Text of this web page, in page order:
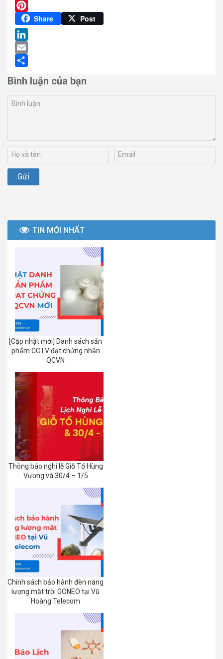
Twitter
Pinterest
Share Post
LinkedIn
Email
Bình luận của bạn
TIN MỚI NHẤT
[Cập nhật mới] Danh sách sản
phẩm CCTV đạt chứng nhận
QCVN
Thông báo nghỉ lễ Giỗ Tổ Hùng
Vương và 30/4 – 1/5
Chính sách bảo hành đèn năng
lượng mặt trời GONEO tại Vũ
Hoàng Telecom